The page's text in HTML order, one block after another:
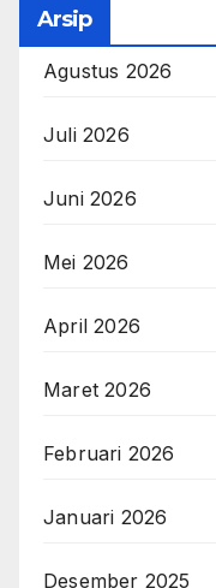
Arsip
Agustus 2026
Juli 2026
Juni 2026
Mei 2026
April 2026
Maret 2026
Februari 2026
Januari 2026
Desember 2025